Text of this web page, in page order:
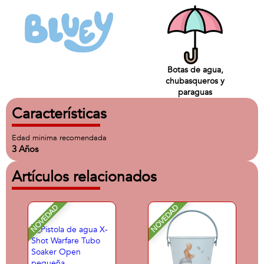
Botas de agua,
chubasqueros y
paraguas
Características
Edad minima recomendada
3 Años
Artículos relacionados
NOVEDAD NOVEDAD